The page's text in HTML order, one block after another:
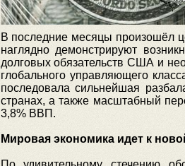
В последние месяцы произошёл
наглядно демонстрируют
долговых обязательств США и
глобального управляющего
последовала сильнейшая
странах, а также масштабный
3,8% ВВП.
Мировая экономика идет к